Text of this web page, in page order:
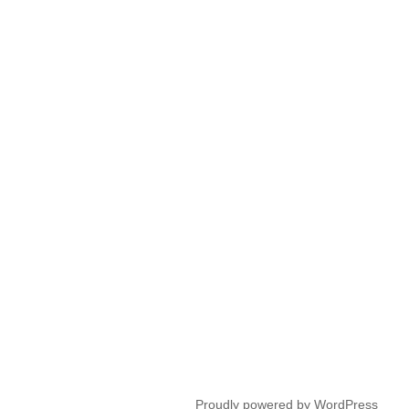
Proudly powered by WordPress